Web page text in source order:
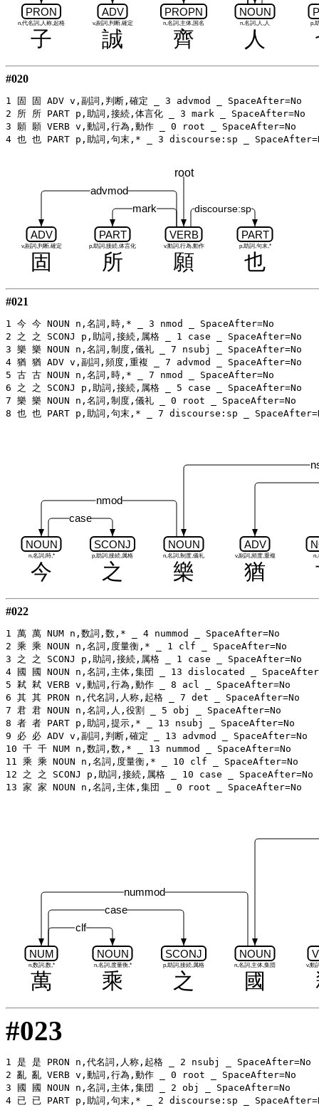
子
PRON
n,代名詞,人称,起格
誠
ADV
v,副詞,判断,確定
齊
PROPN
n,名詞,主体,国名
人
NOUN
n,名詞,人,人 p,
#020
1 固 固 ADV v,副詞,判断,確定 _ 3 advmod _ SpaceAfter=No
2 所 所 PART p,助詞,接続,体言化 _ 3 mark _ SpaceAfter=No
3 願 願 VERB v,動詞,行為,動作 _ 0 root _ SpaceAfter=No
固
ADV
v,副詞,判断,確定
所
PART
p,助詞,接続,体言化
願
VERB
v,動詞,行為,動作
也
PART
p,助詞,句末,*
advmod
mark
root
discourse:sp
#021
1 今 今 NOUN n,名詞,時,* _ 3 nmod _ SpaceAfter=No
2 之 之 SCONJ p,助詞,接続,属格 _ 1 case _ SpaceAfter=No
3 樂 樂 NOUN n,名詞,制度,儀礼 _ 7 nsubj _ SpaceAfter=No
4 猶 猶 ADV v,副詞,頻度,重複 _ 7 advmod _ SpaceAfter=No
5 古 古 NOUN n,名詞,時,* _ 7 nmod _ SpaceAfter=No
6 之 之 SCONJ p,助詞,接続,属格 _ 5 case _ SpaceAfter=No
7 樂 樂 NOUN n,名詞,制度,儀礼 _ 0 root _ SpaceAfter=No
今
NOUN
n,名詞,時,*
之
SCONJ
p,助詞,接続,属格
樂
NOUN
n,名詞,制度,儀礼
猶
ADV
v,副詞,頻度,重複 n,
nmod
case
#022
1 萬 萬 NUM n,数詞,数,* _ 4 nummod _ SpaceAfter=No
2 乘 乘 NOUN n,名詞,度量衡,* _ 1 clf _ SpaceAfter=No
3 之 之 SCONJ p,助詞,接続,属格 _ 1 case _ SpaceAfter=No
4 國 國 NOUN n,名詞,主体,集団 _ 13 dislocated _
5 弒 弒 VERB v,動詞,行為,動作 _ 8 acl _ SpaceAfter=No
6 其 其 PRON n,代名詞,人称,起格 _ 7 det _ SpaceAfter=No
7 君 君 NOUN n,名詞,人,役割 _ 5 obj _ SpaceAfter=No
8 者 者 PART p,助詞,提示,* _ 13 nsubj _ SpaceAfter=No
9 必 必 ADV v,副詞,判断,確定 _ 13 advmod _ SpaceAfter=No
10 千 千 NUM n,数詞,数,* _ 13 nummod _ SpaceAfter=No
11 乘 乘 NOUN n,名詞,度量衡,* _ 10 clf _ SpaceAfter=No
12 之 之 SCONJ p,助詞,接続,属格 _ 10 case _ SpaceAfter=No
萬
NUM
n,数詞,数,*
乘
NOUN
n,名詞,度量衡,*
之
SCONJ
p,助詞,接続,属格
國
NOUN
n,名詞,主体,集団 v,動
nummod
clf
case
#023
1 是 是 PRON n,代名詞,人称,起格 _ 2 nsubj _ SpaceAfter=No
2 亂 亂 VERB v,動詞,行為,動作 _ 0 root _ SpaceAfter=No
3 國 國 NOUN n,名詞,主体,集団 _ 2 obj _ SpaceAfter=No